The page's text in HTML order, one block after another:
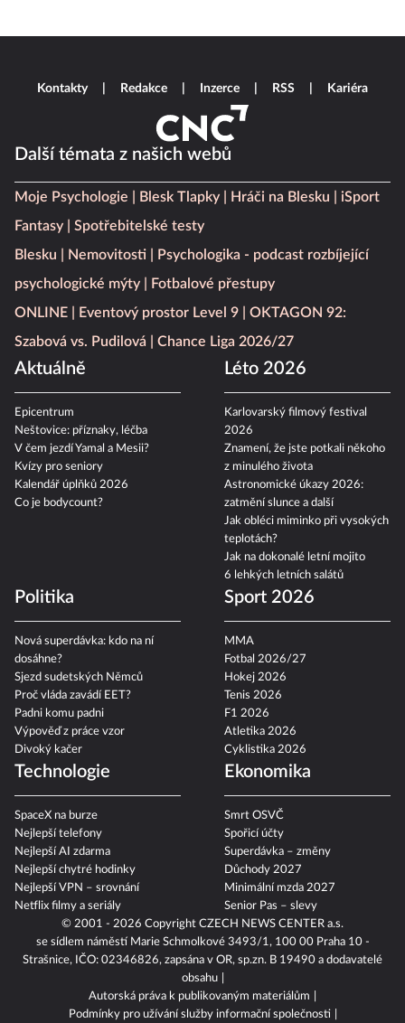
Další témata z našich webů
Moje Psychologie Blesk Tlapky Hráči na Blesku
iSport
Fantasy
Spotřebitelské testy
Blesku
Nemovitosti
Psychologika - podcast rozbíjející
psychologické mýty
Fotbalové přestupy
ONLINE
Eventový prostor Level 9
OKTAGON 92:
Szabová vs. Pudilová
Chance Liga 2026/27
Aktuálně
Epicentrum
Neštovice: příznaky, léčba
V čem jezdí Yamal a Mesii?
Kvízy pro seniory
Kalendář úplňků 2026
Co je bodycount?
Léto 2026
Karlovarský filmový festival
2026
Znamení, že jste potkali někoho
z minulého života
Astronomické úkazy 2026:
zatmění slunce a další
Jak obléci miminko při vysokých
teplotách?
Jak na dokonalé letní mojito
6 lehkých letních salátů
Politika
Nová superdávka: kdo na ní
dosáhne?
Sjezd sudetských Němců
Proč vláda zavádí EET?
Padni komu padni
Výpověď z práce vzor
Divoký kačer
Sport 2026
MMA
Fotbal 2026/27
Hokej 2026
Tenis 2026
F1 2026
Atletika 2026
Cyklistika 2026
Technologie
SpaceX na burze
Nejlepší telefony
Nejlepší AI zdarma
Nejlepší chytré hodinky
Nejlepší VPN – srovnání
Netflix filmy a seriály
Ekonomika
Smrt OSVČ
Spořicí účty
Superdávka – změny
Důchody 2027
Minimální mzda 2027
Senior Pas – slevy
Kontakty Redakce Inzerce RSS Kariéra
© 2001 - 2026 Copyright CZECH NEWS CENTER a.s.
se sídlem náměstí Marie Schmolkové 3493/1, 100 00 Praha 10 -
Strašnice, IČO: 02346826, zapsána v OR, sp.zn. B 19490 a dodavatelé
obsahu
Autorská práva k publikovaným materiálům
Podmínky pro užívání služby informační společnosti